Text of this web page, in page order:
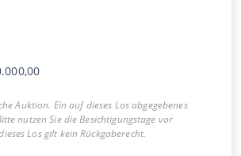
Auktion. Ein auf dieses Los abgegebenes
nutzen Sie die Besichtigungstage vor
Los gilt kein Rückgaberecht.